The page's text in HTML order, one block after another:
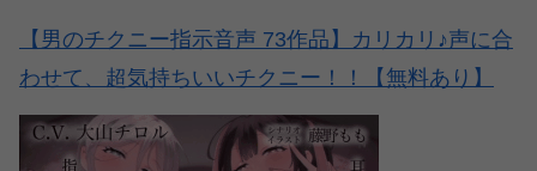
【男のチクニー指示音声 73作品】カリカリ♪声に合
わせて、超気持ちいいチクニー！！【無料あり】